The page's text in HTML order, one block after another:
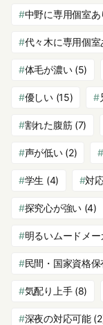
中野に専用個室あ
代々木に専用個室
体毛が濃い(5)
優しい(15)
割れた腹筋(7)
声が低い(2)
学生 (4) 対
探究心が強い(4)
明るいムードメー
民間・国家資格保
気配り上手(8)
深夜の対応可能